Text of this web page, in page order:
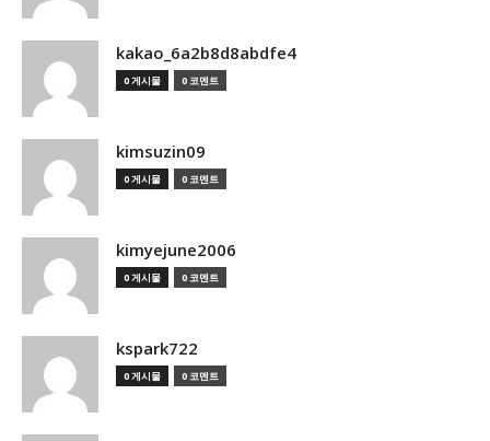
kakao_6a2b8d8abdfe4
0 게시물 0 코멘트
kimsuzin09
0 게시물 0 코멘트
kimyejune2006
0 게시물 0 코멘트
kspark722
0 게시물 0 코멘트